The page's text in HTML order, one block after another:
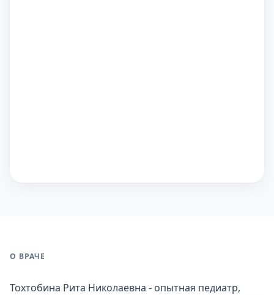
О ВРАЧЕ
Тохтобина Рита Николаевна - опытная педиатр,